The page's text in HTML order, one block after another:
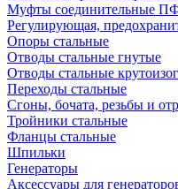
Муфты соединительные
Регулирующая,
Опоры стальные
Отводы стальные гнутые
Отводы стальные
Переходы стальные
Сгоны, бочата, резьбы и
Тройники стальные
Фланцы стальные
Шпильки
Генераторы
Аксессуары для